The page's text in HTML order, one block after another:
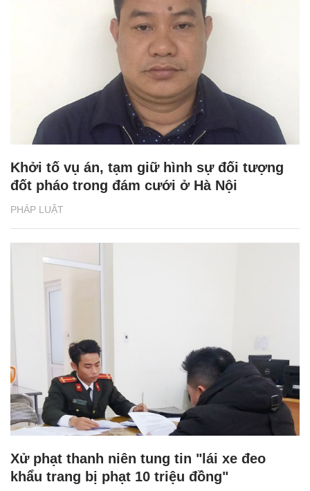
PHÁP LUẬT
Khởi tố vụ án, tạm giữ hình sự đối tượng
đốt pháo trong đám cưới ở Hà Nội
Xử phạt thanh niên tung tin "lái xe đeo
khẩu trang bị phạt 10 triệu đồng"